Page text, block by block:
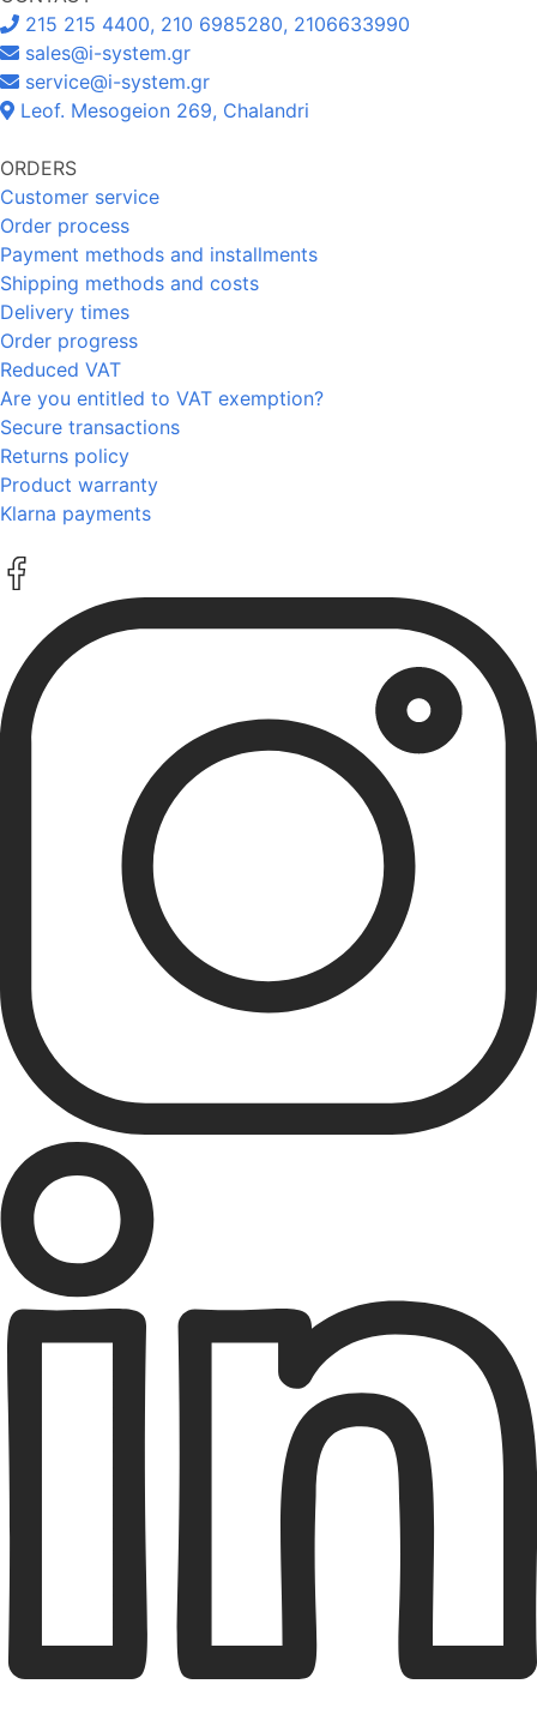
215 215 4400, 210 6985280, 2106633990
sales@i-system.gr
service@i-system.gr
Leof. Mesogeion 269, Chalandri
ORDERS
Customer service
Order process
Payment methods and installments
Shipping methods and costs
Delivery times
Order progress
Reduced VAT
Are you entitled to VAT exemption?
Secure transactions
Returns policy
Product warranty
Klarna payments